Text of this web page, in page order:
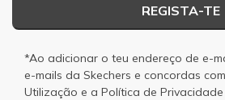
REGISTA-TE
*Ao adicionar o teu endereço de e-
e-mails da Skechers e concordas
Utilização e a Política de Privacidade